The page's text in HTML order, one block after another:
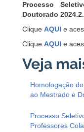
Processo
Doutorado 2024.2.
Clique AQUI e
Clique AQUI e
Homologação
ao Mestrado e
Processo
Professores